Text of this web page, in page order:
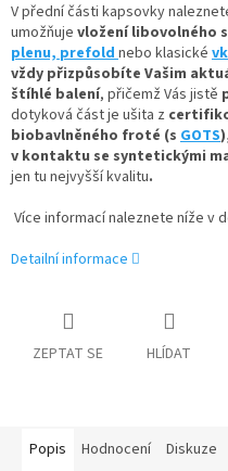
Vpřední části kapsovky
umožňuje vloženílibovolného
plenu,prefoldnebo klasické
vždy přizpůsobíte Vašim
štíhlé balení, přičemž Vás jistě
dotyková část je ušita z
biobavlněného froté (s GOTS
v kontaktu se syntetickými
jen tu nejvyšší kvalitu.
Více informací naleznete níže v
Detailní informace
ZEPTAT SE HLÍDAT
Popis Hodnocení Diskuze